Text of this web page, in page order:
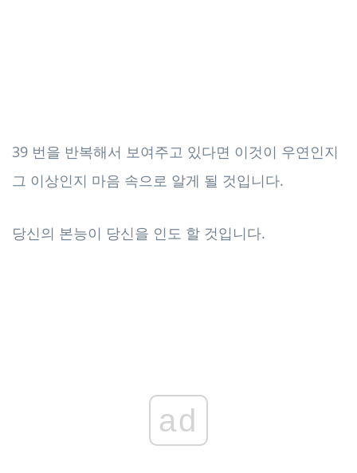
39 번을 반복해서 보여주고 있다면 이것이 우연인지
그 이상인지 마음 속으로 알게 될 것입니다.
당신의 본능이 당신을 인도 할 것입니다.
ad